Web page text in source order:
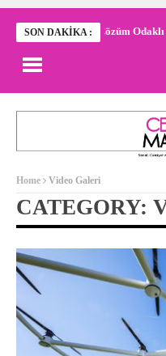
SON DAKIKA :
Çözüm Odaklı ve
Home Video Galeri
CATEGORY: